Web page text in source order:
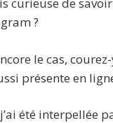
?
le cas, courez-
présente en
été interpellée